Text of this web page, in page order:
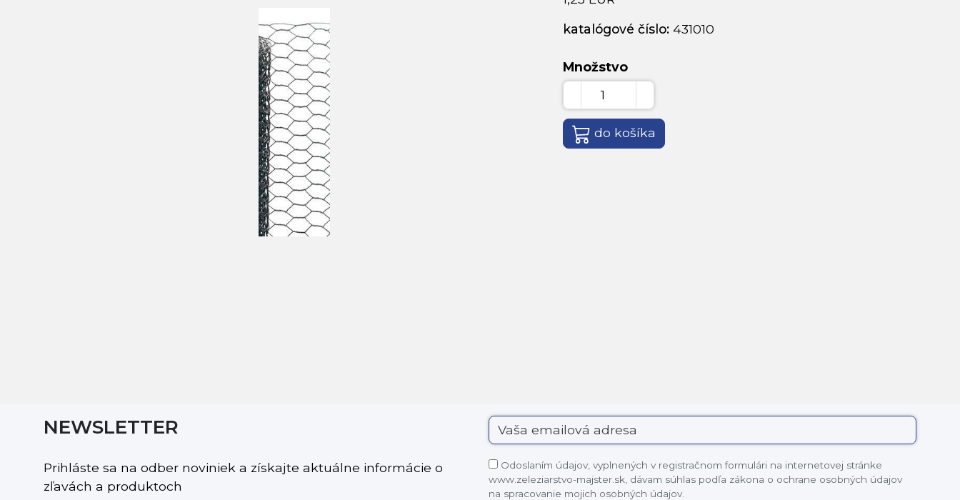
katalógové číslo:431010
Množstvo
do košíka
NEWSLETTER
Prihláste sa na odber noviniek a získajte aktuálne informácie o
zľavách a produktoch
Odoslaním údajov, vyplnených v registračnom formulári na internetovej stránke
www.zeleziarstvo-majster.sk, dávam súhlas podľa zákona o ochrane osobných údajov
na spracovanie mojich osobných údajov.